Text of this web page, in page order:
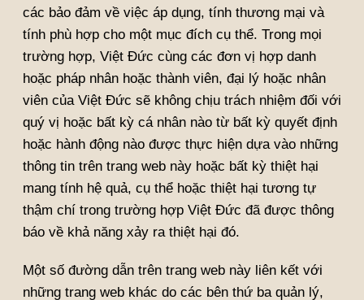
các bảo đảm về việc áp dụng, tính thương mại và
tính phù hợp cho một mục đích cụ thể. Trong mọi
trường hợp, Việt Đức cùng các đơn vị hợp danh
hoặc pháp nhân hoặc thành viên, đại lý hoặc nhân
viên của Việt Đức sẽ không chịu trách nhiệm đối với
quý vị hoặc bất kỳ cá nhân nào từ bất kỳ quyết định
hoặc hành động nào được thực hiện dựa vào những
thông tin trên trang web này hoặc bất kỳ thiệt hại
mang tính hệ quả, cụ thể hoặc thiệt hại tương tự
thậm chí trong trường hợp Việt Đức đã được thông
báo về khả năng xảy ra thiệt hại đó.
Một số đường dẫn trên trang web này liên kết với
những trang web khác do các bên thứ ba quản lý,